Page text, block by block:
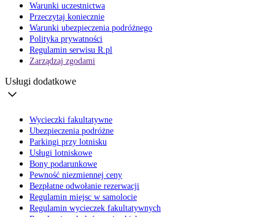
Warunki uczestnictwa
Przeczytaj koniecznie
Warunki ubezpieczenia podróżnego
Polityka prywatności
Regulamin serwisu R.pl
Zarządzaj zgodami
Usługi dodatkowe
Wycieczki fakultatywne
Ubezpieczenia podróżne
Parkingi przy lotnisku
Usługi lotniskowe
Bony podarunkowe
Pewność niezmiennej ceny
Bezpłatne odwołanie rezerwacji
Regulamin miejsc w samolocie
Regulamin wycieczek fakultatywnych